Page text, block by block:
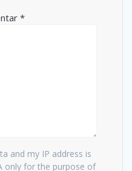
*
and my IP address is
only for the purpose of